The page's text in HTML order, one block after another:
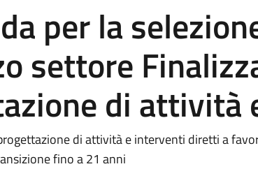
per la
settore
di attività
di attività e interventi diretti a
fino a 21 anni